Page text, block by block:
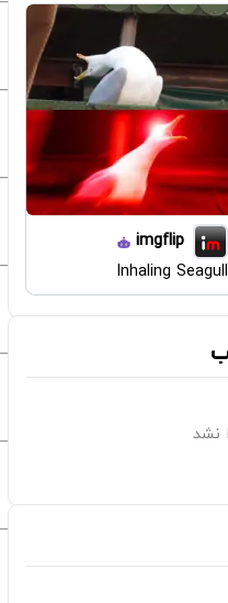
imgflip
Inhaling Seagull
نشد